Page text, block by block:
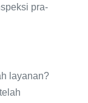
pra-
layanan?